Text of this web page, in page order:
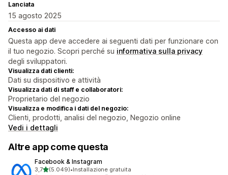
Lanciata
15 agosto 2025
Accesso ai dati
Questa app deve accedere ai seguenti dati per funzionare con
il tuo negozio. Scopri perché su informativa sulla privacy
degli sviluppatori.
Visualizza dati clienti:
Dati su dispositivo e attività
Visualizza dati di staff e collaboratori:
Proprietario del negozio
Visualizza e modifica i dati del negozio:
Clienti, prodotti, analisi del negozio, Negozio online
Vedi i dettagli
Altre app come questa
Facebook & Instagram
3,7stelle su 5
(5.049)
5049 recensioni totali
•Installazione gratuita